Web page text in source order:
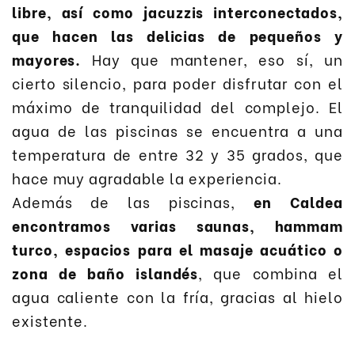
libre, así como jacuzzis interconectados,
que hacen las delicias de pequeños y
mayores. Hay que mantener, eso sí, un
cierto silencio, para poder disfrutar con el
máximo de tranquilidad del complejo. El
agua de las piscinas se encuentra a una
temperatura de entre 32 y 35 grados, que
hace muy agradable la experiencia.
Además de las piscinas, en Caldea
encontramos varias saunas, hammam
turco, espacios para el masaje acuático o
zona de baño islandés, que combina el
agua caliente con la fría, gracias al hielo
existente.